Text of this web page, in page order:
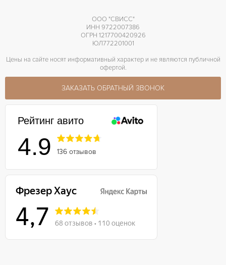
ООО "СВИСС"
ИНН 9722007386
ОГРН 1217700420926
ЮЛ772201001
Цены на сайте носят информативный характер и не являются публичной
офертой.
ЗАКАЗАТЬ ОБРАТНЫЙ ЗВОНОК
Рейтинг авито
4.9 136 отзывов